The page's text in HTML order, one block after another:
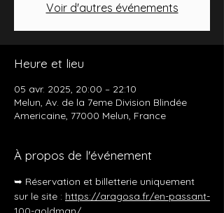
Voir d'autres événements
Heure et lieu
05 avr. 2025, 20:00 – 22:10
Melun, Av. de la 7eme Division Blindée
Americaine, 77000 Melun, France
À propos de l'événement
➥ Réservation et billetterie uniquement
sur le site : https://aragosa.fr/en-passant-